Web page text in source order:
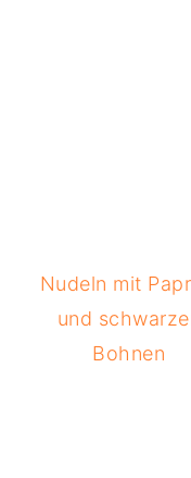
Nudeln mit
und
Bohnen